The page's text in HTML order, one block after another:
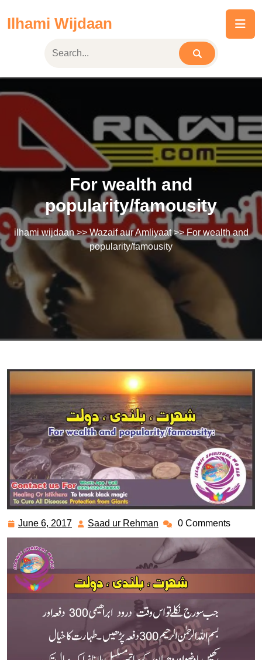
Ilhami Wijdaan
For wealth and
popularity/famousity
ilhami wijdaan>>Wazaif aur Amliyaat>> For wealth and
popularity/famousity
June 6, 2017 June
6,
Saad ur Rehman Saad
ur
Rehman
0 Comments